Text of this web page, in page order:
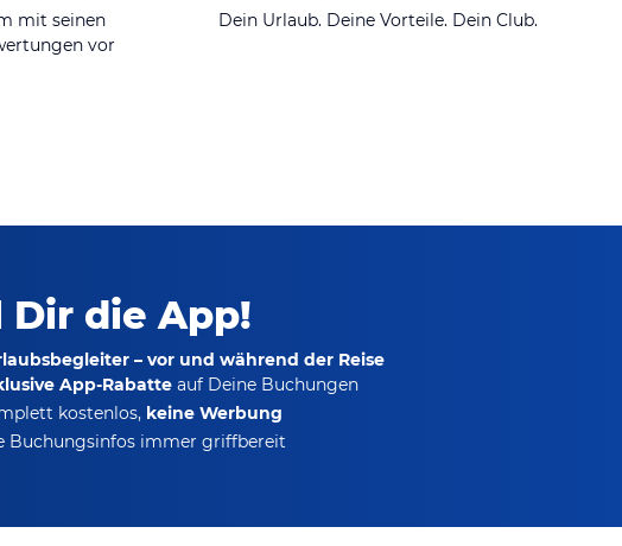
mit seinen
vor
Dein Urlaub. Deine Vorteile. Dein Club.
Dir die App!
– vor und während der Reise
App-Rabatte auf Deine Buchungen
kostenlos, keine Werbung
Buchungsinfos immer griffbereit